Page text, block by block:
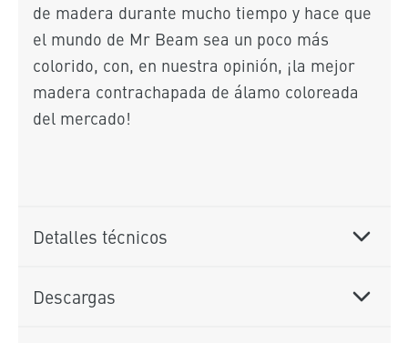
de madera durante mucho tiempo y hace que
el mundo de Mr Beam sea un poco más
colorido, con, en nuestra opinión, ¡la mejor
madera contrachapada de álamo coloreada
del mercado!
Detalles técnicos
Descargas